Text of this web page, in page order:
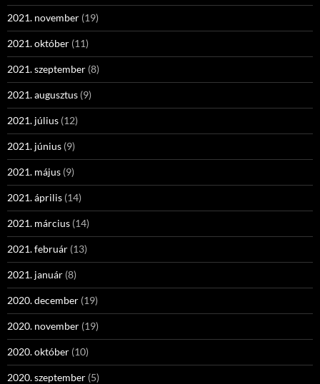
2021. november (19)
2021. október (11)
2021. szeptember (8)
2021. augusztus (9)
2021. július (12)
2021. június (9)
2021. május (9)
2021. április (14)
2021. március (14)
2021. február (13)
2021. január (8)
2020. december (19)
2020. november (19)
2020. október (10)
2020. szeptember (5)